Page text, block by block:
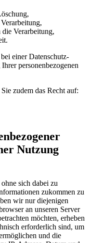
die Verarbeitung,
einer Datenschutz-
personenbezogenen
zudem das Recht auf:
Nutzung
sich dabei zu
zukommen zu
wir nur diejenigen
an unseren Server
möchten, erheben
erforderlich sind, um
und die